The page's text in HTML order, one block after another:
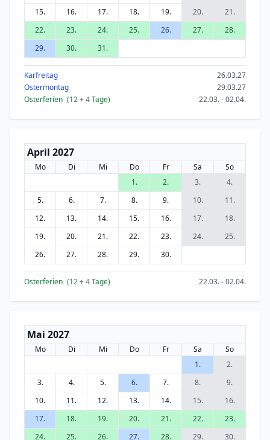
15.
16. 17. 18. 19. 20.
21.
22.
23. 24. 25. 26. 27.
28.
29.
30. 31.
Karfreitag
26.03.27
Ostermontag
29.03.27
Osterferien (12+ 4Tage) 22.03. - 02.04.
April 2027
Mo Di Mi Do Fr Sa
So
1.
2. 3.
4.
5.
6. 7. 8. 9. 10.
11.
12.
13. 14. 15. 16. 17.
18.
19.
20. 21. 22. 23. 24.
25.
26.
27. 28. 29. 30.
Osterferien (12+ 4Tage) 22.03. - 02.04.
Mai 2027
Mo Di Mi Do Fr Sa
So
1.
2.
3.
4. 5. 6. 7. 8.
9.
10.
11. 12. 13. 14. 15.
16.
17.
18. 19. 20. 21. 22.
23.
24.
25. 26. 27. 28. 29. 30.